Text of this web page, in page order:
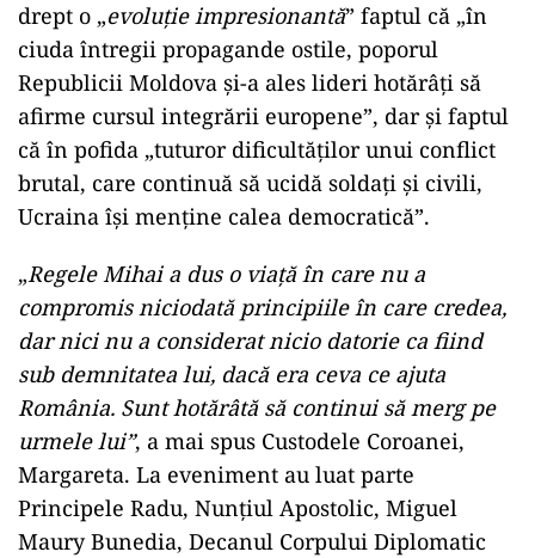
drept o „evoluţie impresionantă” faptul că „în
ciuda întregii propagande ostile, poporul
Republicii Moldova şi-a ales lideri hotărâţi să
afirme cursul integrării europene”, dar şi faptul
că în pofida „tuturor dificultăţilor unui conflict
brutal, care continuă să ucidă soldaţi şi civili,
Ucraina îşi menţine calea democratică”.
„Regele Mihai a dus o viaţă în care nu a
compromis niciodată principiile în care credea,
dar nici nu a considerat nicio datorie ca fiind
sub demnitatea lui, dacă era ceva ce ajuta
România. Sunt hotărâtă să continui să merg pe
urmele lui”, a mai spus Custodele Coroanei,
Margareta. La eveniment au luat parte
Principele Radu, Nunţiul Apostolic, Miguel
Maury Bunedia, Decanul Corpului Diplomatic